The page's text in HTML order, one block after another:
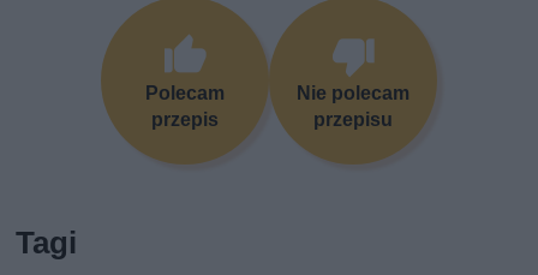
Polecam
przepis
Nie polecam
przepisu
Tagi